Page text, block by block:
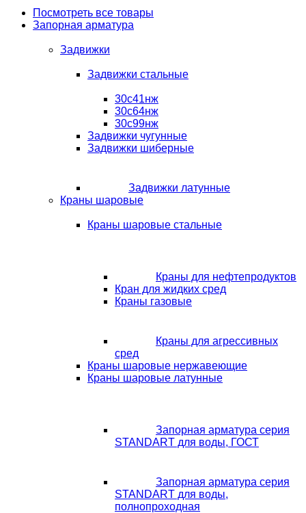
Посмотреть все товары
Запорная арматура
Задвижки
Задвижки стальные
30с41нж
30с64нж
30с99нж
Задвижки чугунные
Задвижки шиберные
Задвижки латунные
Краны шаровые
Краны шаровые стальные
Краны для нефтепродуктов
Кран для жидких сред
Краны газовые
Краны для агрессивных
сред
Краны шаровые нержавеющие
Краны шаровые латунные
Запорная арматура серия
STANDART для воды, ГОСТ
Запорная арматура серия
STANDART для воды,
полнопроходная